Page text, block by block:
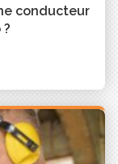
tarifs
de
par
Pourquoi
le
relation
et le
conducteur